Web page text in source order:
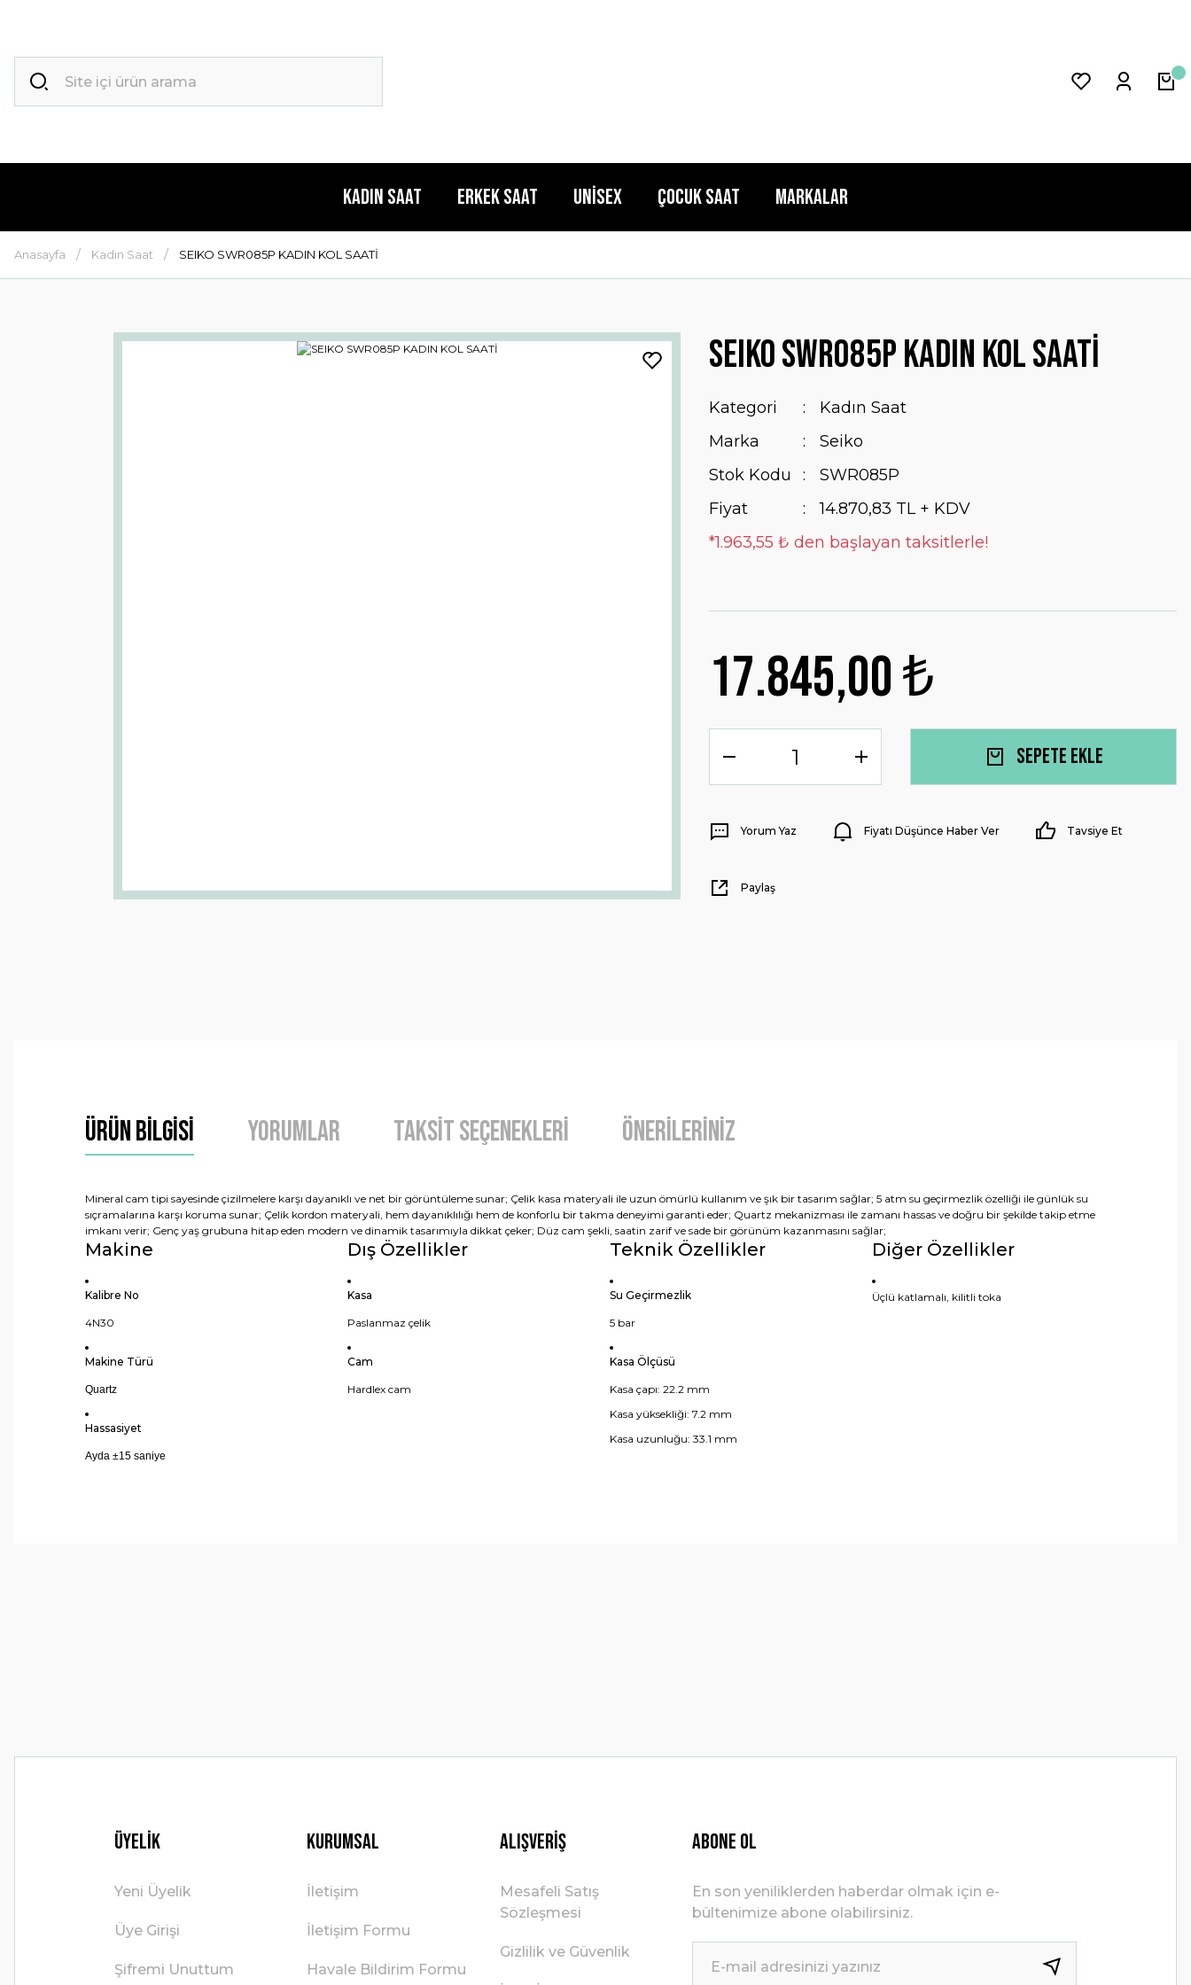
Kadın Saat Erkek Saat Unisex Çocuk Saat Markalar
Anasayfa Kadın Saat SEIKO SWR085P KADIN KOL SAATİ
SEIKO SWR085P KADIN KOL SAATİ
Kategori
Kadın Saat
Marka
Seiko
Stok Kodu
SWR085P
Fiyat
14.870,83 TL + KDV
*1.963,55 ₺ den başlayan taksitlerle!
17.845,00 ₺
Sepete Ekle
Yorum Yaz Fiyatı Düşünce Haber Ver Tavsiye Et
Paylaş
Ürün Bilgisi Yorumlar Taksit Seçenekleri Önerileriniz
Mineral cam tipi sayesinde çizilmelere karşı dayanıklı ve net bir görüntüleme sunar; Çelik kasa materyali ile uzun ömürlü kullanım ve şık bir tasarım sağlar; 5 atm su geçirmezlik özelliği ile günlük su
sıçramalarına karşı koruma sunar; Çelik kordon materyali, hem dayanıklılığı hem de konforlu bir takma deneyimi garanti eder; Quartz mekanizması ile zamanı hassas ve doğru bir şekilde takip etme
imkanı verir; Genç yaş grubuna hitap eden modern ve dinamik tasarımıyla dikkat çeker; Düz cam şekli, saatin zarif ve sade bir görünüm kazanmasını sağlar;
Makine
Kalibre No
4N30
Makine Türü
Quartz
Hassasiyet
Ayda ±15 saniye
Dış Özellikler
Kasa
Paslanmaz çelik
Cam
Hardlex cam
Teknik Özellikler
Su Geçirmezlik
5 bar
Kasa Ölçüsü
Kasa çapı: 22.2 mm
Kasa yüksekliği: 7.2 mm
Kasa uzunluğu: 33.1 mm
Diğer Özellikler
Üçlü katlamalı, kilitli toka
Üyelik
Yeni Üyelik
Üye Girişi
Şifremi Unuttum
Kurumsal
İletişim
İletişim Formu
Havale Bildirim Formu
Alışveriş
Mesafeli Satış
Sözleşmesi
Gizlilik ve Güvenlik
ABONE OL
En son yeniliklerden haberdar olmak için e-
bültenimize abone olabilirsiniz.